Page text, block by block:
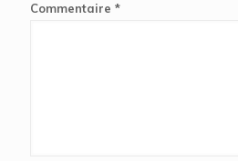
Commentaire *